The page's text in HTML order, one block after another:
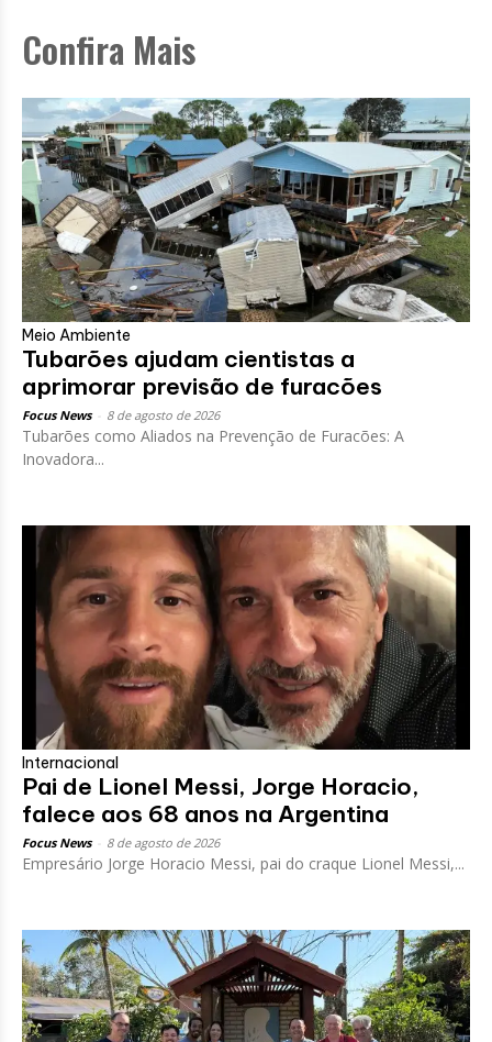
Confira Mais
Meio Ambiente
Tubarões ajudam cientistas a
aprimorar previsão de furacões
Focus News 8 de agosto de 2026
Tubarões como Aliados na Prevenção de Furacões: A
Inovadora...
Internacional
Pai de Lionel Messi, Jorge Horacio,
falece aos 68 anos na Argentina
Focus News 8 de agosto de 2026
Empresário Jorge Horacio Messi, pai do craque Lionel Messi,...